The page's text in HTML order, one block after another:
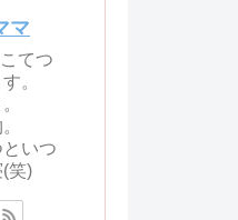
マ
てつ
。
いつ
笑)